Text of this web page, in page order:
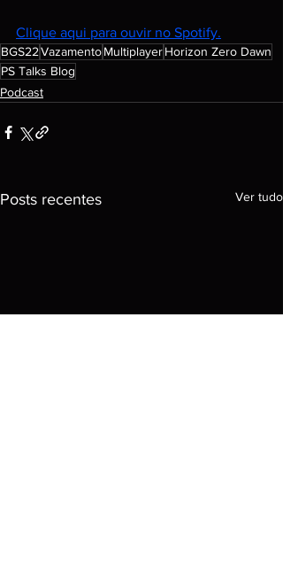
Clique aqui para ouvir no Spotify.
BGS22VazamentoMultiplayerHorizon Zero Dawn
PS Talks Blog
Podcast
Posts recentes Ver tudo